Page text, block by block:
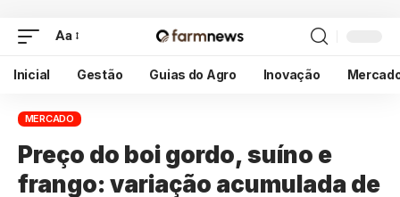
Aa
Inicial Gestão Guias do Agro Inovação
MERCADO
Preço do boi gordo, suíno e
frango: variação acumulada de